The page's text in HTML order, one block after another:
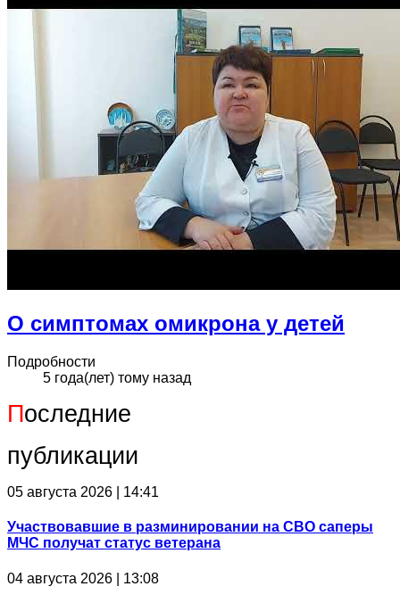
О симптомах омикрона у детей
Подробности
5 года(лет) тому назад
Последние
публикации
05 августа 2026 | 14:41
Участвовавшие в разминировании на СВО саперы
МЧС получат статус ветерана
04 августа 2026 | 13:08